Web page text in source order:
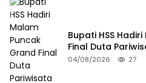
Bupati HSS
Final Duta
04/08/2026 27